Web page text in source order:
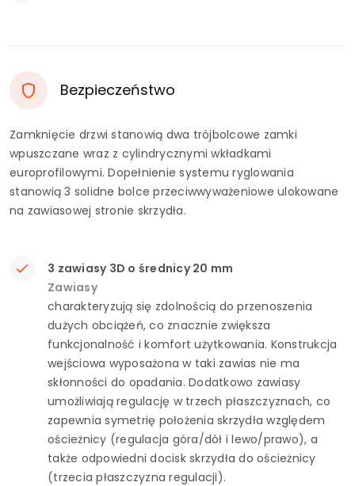
Bezpieczeństwo
Zamknięcie drzwi stanowią dwa trójbolcowe zamki
wpuszczane wraz z cylindrycznymi wkładkami
europrofilowymi. Dopełnienie systemu ryglowania
stanowią 3 solidne bolce przeciwwyważeniowe ulokowane
na zawiasowej stronie skrzydła.
3 zawiasy 3D o średnicy 20 mm
Zawiasy
charakteryzują się zdolnością do przenoszenia
dużych obciążeń, co znacznie zwiększa
funkcjonalność i komfort użytkowania. Konstrukcja
wejściowa wyposażona w taki zawias nie ma
skłonności do opadania. Dodatkowo zawiasy
umożliwiają regulację w trzech płaszczyznach, co
zapewnia symetrię położenia skrzydła względem
ościeżnicy (regulacja góra/dół i lewo/prawo), a
także odpowiedni docisk skrzydła do ościeżnicy
(trzecia płaszczyzna regulacji).